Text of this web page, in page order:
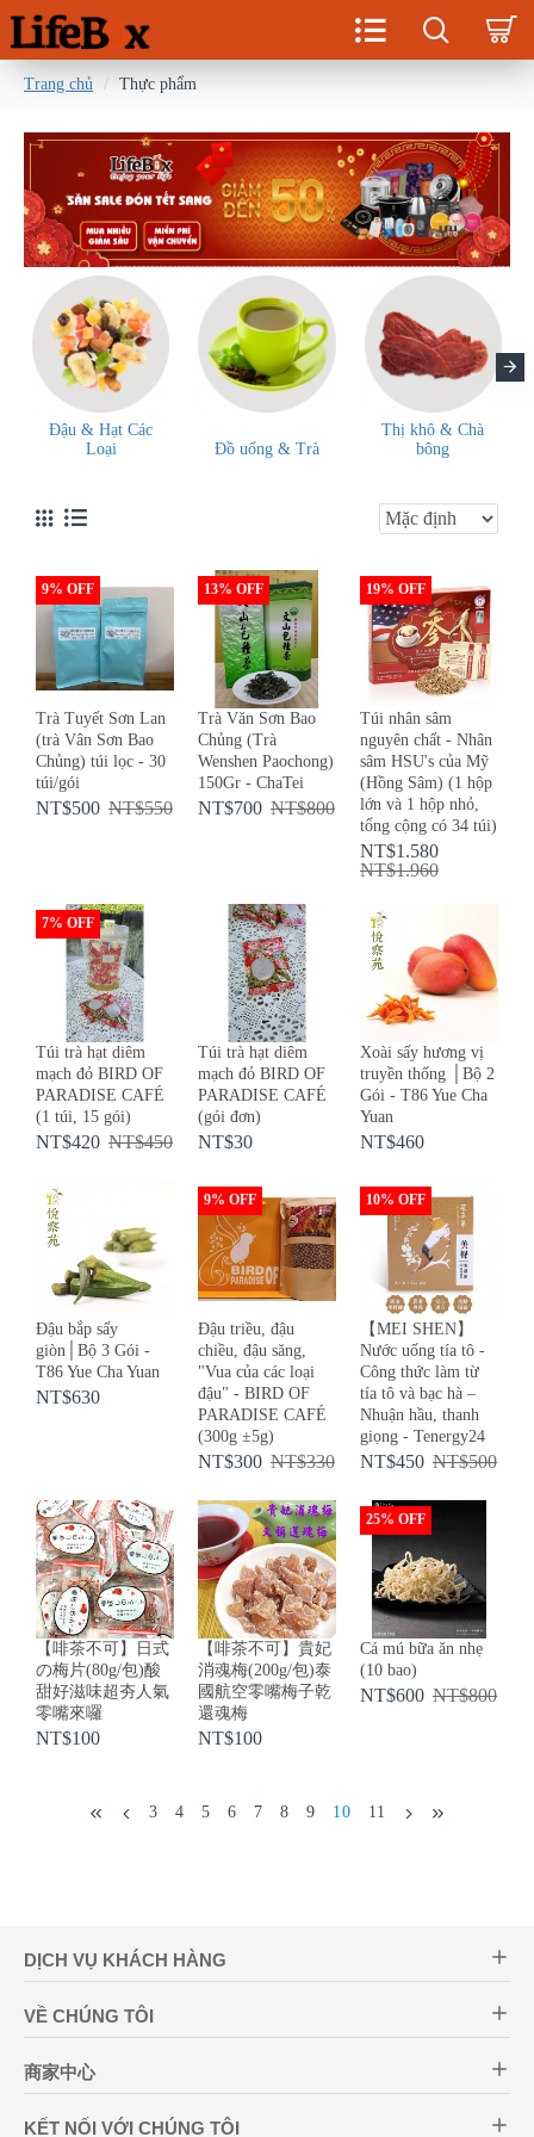
Trang chủ Thực phẩm
Đậu & Hạt Các
Loại
Đồ uống & Trà
Thị khô & Chà
bông
9% OFF
Trà Tuyết Sơn Lan
(trà Vân Sơn Bao
Chủng) túi lọc - 30
túi/gói
NT$500 NT$550
13% OFF
Trà Văn Sơn Bao
Chủng (Trà
Wenshen Paochong)
150Gr - ChaTei
NT$700 NT$800
19% OFF
Túi nhân sâm
nguyên chất - Nhân
sâm HSU's của Mỹ
(Hồng Sâm) (1 hộp
lớn và 1 hộp nhỏ,
tổng cộng có 34 túi)
NT$1.580
NT$1.960
7% OFF
Túi trà hạt diêm
mạch đỏ BIRD OF
PARADISE CAFÉ
(1 túi, 15 gói)
NT$420 NT$450
Túi trà hạt diêm
mạch đỏ BIRD OF
PARADISE CAFÉ
(gói đơn)
NT$30
Xoài sấy hương vị
truyền thống │Bộ 2
Gói - T86 Yue Cha
Yuan
NT$460
Đậu bắp sấy
giòn│Bộ 3 Gói -
T86 Yue Cha Yuan
NT$630
9% OFF
Đậu triều, đậu
chiều, đậu săng,
"Vua của các loại
đậu" - BIRD OF
PARADISE CAFÉ
(300g ±5g)
NT$300 NT$330
10% OFF
【MEI SHEN】
Nước uống tía tô -
Công thức làm từ
tía tô và bạc hà –
Nhuận hầu, thanh
giọng - Tenergy24
NT$450 NT$500
【啡茶不可】日式
の梅片(80g/包)酸
甜好滋味超夯人氣
零嘴來囉
NT$100
【啡茶不可】貴妃
消魂梅(200g/包)泰
國航空零嘴梅子乾
還魂梅
NT$100
25% OFF
Cá mú bữa ăn nhẹ
(10 bao)
NT$600 NT$800
3 4 5 6 7 8 9 10 11
DỊCH VỤ KHÁCH HÀNG
VỀ CHÚNG TÔI
商家中心
KẾT NỐI VỚI CHÚNG TÔI